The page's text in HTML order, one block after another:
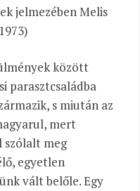
jelmezében Melis
között
parasztcsaládba
s miután az
mert
szólalt meg
egyetlen
vált belőle. Egy